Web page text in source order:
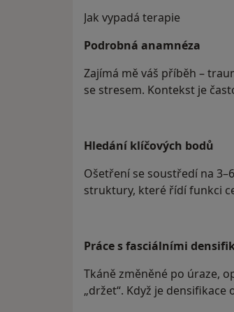
Jak vypadá terapie​
Podrobná anamnéza
Zajímá mě váš příběh –
se stresem. Kontekst je
Hledání klíčových bodů
Ošetření se soustředí na
struktury, které řídí funkci
Práce s fasciálními
Tkáně změněné po úraze,
„držet“. Když je